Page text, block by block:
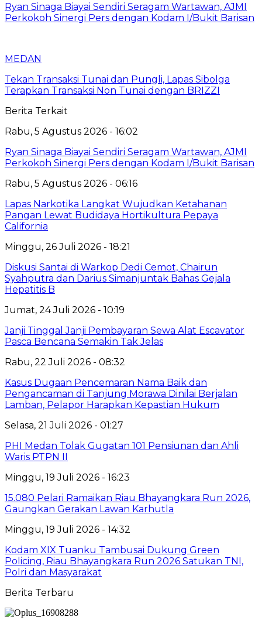
Ryan Sinaga Biayai Sendiri Seragam Wartawan, AJMI
Perkokoh Sinergi Pers dengan Kodam I/Bukit Barisan
MEDAN
Tekan Transaksi Tunai dan Pungli, Lapas Sibolga
Terapkan Transaksi Non Tunai dengan BRIZZI
Berita Terkait
Rabu, 5 Agustus 2026 - 16:02
Ryan Sinaga Biayai Sendiri Seragam Wartawan, AJMI
Perkokoh Sinergi Pers dengan Kodam I/Bukit Barisan
Rabu, 5 Agustus 2026 - 06:16
Lapas Narkotika Langkat Wujudkan Ketahanan
Pangan Lewat Budidaya Hortikultura Pepaya
California
Minggu, 26 Juli 2026 - 18:21
Diskusi Santai di Warkop Dedi Cemot, Chairun
Syahputra dan Darius Simanjuntak Bahas Gejala
Hepatitis B
Jumat, 24 Juli 2026 - 10:19
Janji Tinggal Janji Pembayaran Sewa Alat Escavator
Pasca Bencana Semakin Tak Jelas
Rabu, 22 Juli 2026 - 08:32
Kasus Dugaan Pencemaran Nama Baik dan
Pengancaman di Tanjung Morawa Dinilai Berjalan
Lamban, Pelapor Harapkan Kepastian Hukum
Selasa, 21 Juli 2026 - 01:27
PHI Medan Tolak Gugatan 101 Pensiunan dan Ahli
Waris PTPN II
Minggu, 19 Juli 2026 - 16:23
15.080 Pelari Ramaikan Riau Bhayangkara Run 2026,
Gaungkan Gerakan Lawan Karhutla
Minggu, 19 Juli 2026 - 14:32
Kodam XIX Tuanku Tambusai Dukung Green
Policing, Riau Bhayangkara Run 2026 Satukan TNI,
Polri dan Masyarakat
Berita Terbaru